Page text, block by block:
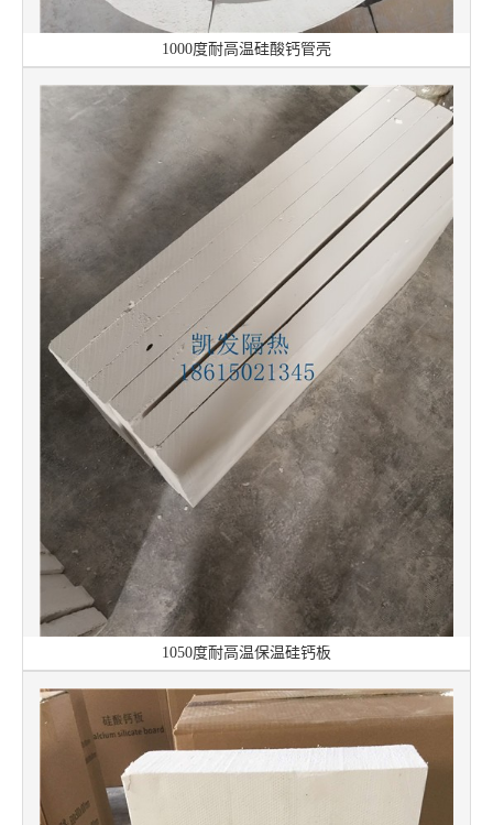
1000度耐高温硅酸钙管壳
1050度耐高温保温硅钙板